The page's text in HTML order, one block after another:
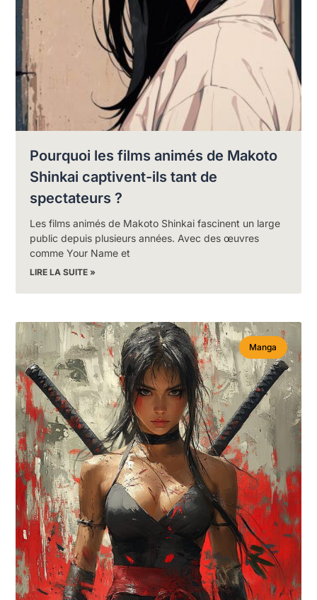
Pourquoi les films animés de Makoto
Shinkai captivent-ils tant de
spectateurs ?
Les films animés de Makoto Shinkai fascinent un large
public depuis plusieurs années. Avec des œuvres
comme Your Name et
LIRE LA SUITE »
Manga